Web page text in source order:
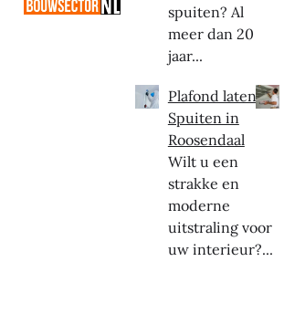
spuiten? Al
meer dan 20
jaar...
Plafond laten
Spuiten in
Roosendaal
Wilt u een
strakke en
moderne
uitstraling voor
uw interieur?...